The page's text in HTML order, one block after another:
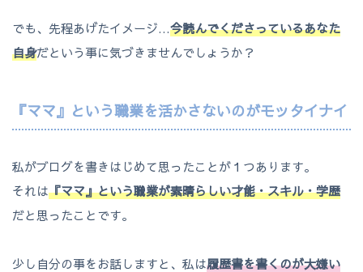
でも、先程あげたイメージ…今読んでくださっているあなた
自身だという事に気づきませんでしょうか？
『ママ』という職業を活かさないのがモッタイナイ
私がブログを書きはじめて思ったことが１つあります。
それは『ママ』という職業が素晴らしい才能・スキル・学歴
だと思ったことです。
少し自分の事をお話しますと、私は履歴書を書くのが大嫌い